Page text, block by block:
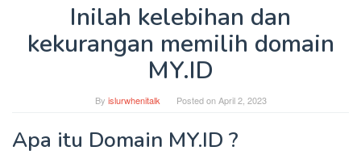
Inilah kelebihan dan
kekurangan memilih domain
MY.ID
By islurwhenitalk Posted onApril 2, 2023
Apa itu Domain MY.ID ?